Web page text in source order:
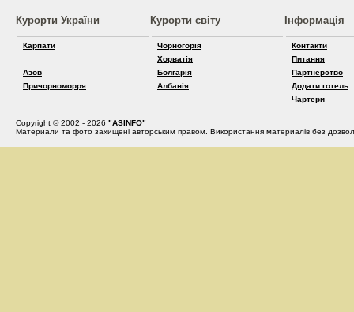
Курорти України
Карпати
Азов
Причорноморря
Курорти світу
Чорногорія
Хорватія
Болгарія
Албанія
Інформація
Контакти
Питання
Партнерство
Додати готель
Чартери
Copyright © 2002 - 2026 "ASINFO"
Материали та фото захищені авторським правом. Використання материалів без